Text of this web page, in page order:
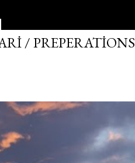
/ PREPERATIONS